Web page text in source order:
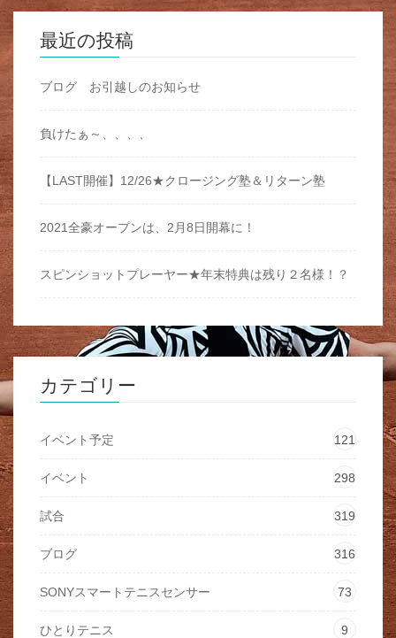
最近の投稿
ブログ お引越しのお知らせ
負けたぁ～、、、、
【LAST開催】12/26★クロージング塾＆リターン塾
2021全豪オープンは、2月8日開幕に！
スピンショットプレーヤー★年末特典は残り２名様！？
カテゴリー
イベント予定 121
イベント 298
試合 319
ブログ 316
SONYスマートテニスセンサー 73
ひとりテニス 9